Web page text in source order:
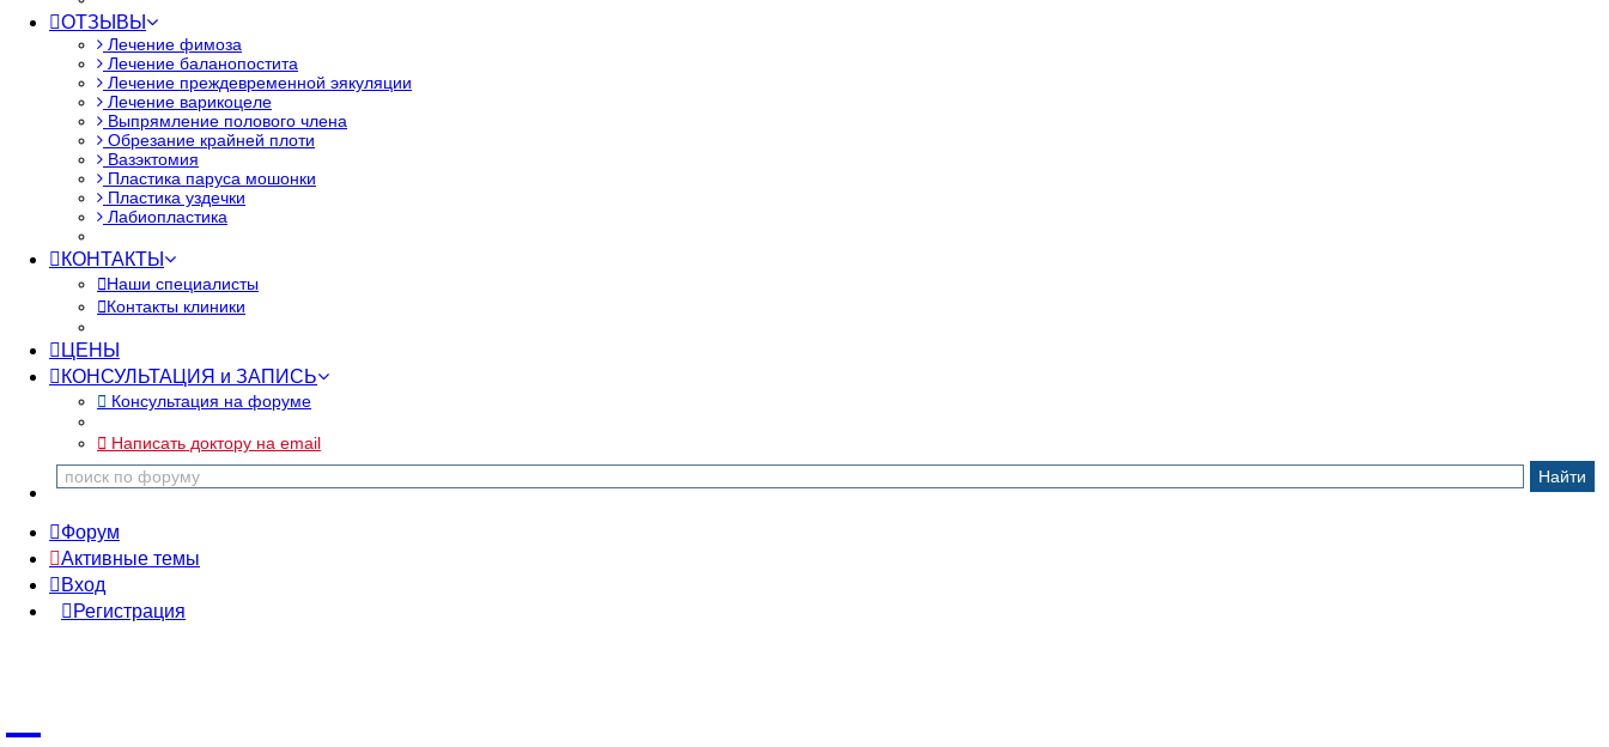
ОТЗЫВЫ
Лечение фимоза
Лечение баланопостита
Лечение преждевременной эякуляции
Лечение варикоцеле
Выпрямление полового члена
Обрезание крайней плоти
Вазэктомия
Пластика паруса мошонки
Пластика уздечки
Лабиопластика
КОНТАКТЫ
Наши специалисты
Контакты клиники
ЦЕНЫ
КОНСУЛЬТАЦИЯ и ЗАПИСЬ
Консультация на форуме
Написать доктору на email
Форум
Активные темы
Вход
Регистрация